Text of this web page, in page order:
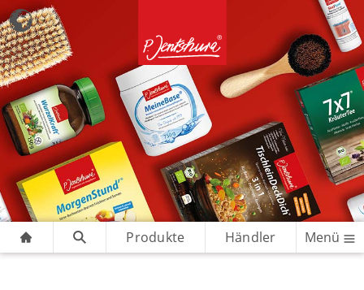
Produkte Händler Menü